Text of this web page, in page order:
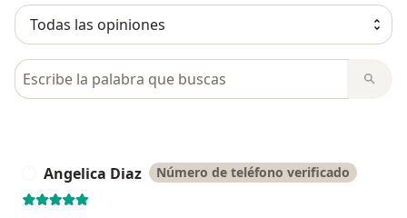
Busca en opiniones
Angelica Diaz Número de teléfono verificado